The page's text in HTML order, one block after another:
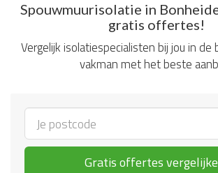
Spouwmuurisolatie in
gratis offertes!
Vergelijk isolatiespecialisten bij jou in de
vakman met het beste
Gratis offertes